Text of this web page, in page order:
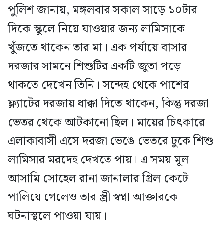
পুলিশ জানায়, মঙ্গলবার সকাল সাড়ে ১০টার
দিকে স্কুলে নিয়ে যাওয়ার জন্য লামিসাকে
খুঁজতে থাকেন তার মা। এক পর্যায়ে বাসার
দরজার সামনে শিশুটির একটি জুতা পড়ে
থাকতে দেখেন তিনি। সন্দেহ থেকে পাশের
ফ্ল্যাটের দরজায় ধাক্কা দিতে থাকেন, কিন্তু দরজা
ভেতর থেকে আটকানো ছিল। মায়ের চিৎকারে
এলাকাবাসী এসে দরজা ভেঙে ভেতরে ঢুকে শিশু
লামিসার মরদেহ দেখতে পায়। এ সময় মূল
আসামি সোহেল রানা জানালার গ্রিল কেটে
পালিয়ে গেলেও তার স্ত্রী স্বপ্না আক্তারকে
ঘটনাস্থলে পাওয়া যায়।